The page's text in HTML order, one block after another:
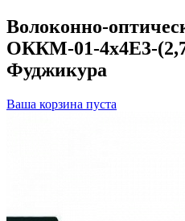
Волоконно-
ОККМ-01-4х4Е3-
Фуджикура
Ваша корзина пуста